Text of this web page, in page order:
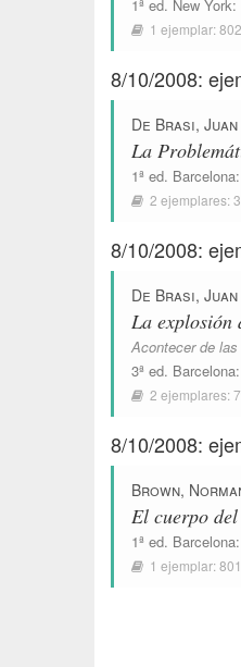
1ª ed. New York:
1 ejemplar:802
8/10/2008:
De Brasi,
La
1ª ed. Barcelona:
2 ejemplares:
8/10/2008:
De Brasi,
La explosión
Acontecer de
3ª ed. Barcelona:
2 ejemplares:
8/10/2008:
Brown,
El cuerpo
1ª ed. Barcelona:
1 ejemplar:801